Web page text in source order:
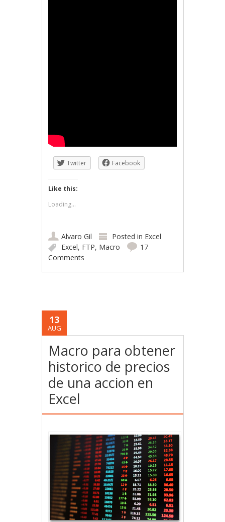
Twitter Facebook
Like this:
Loading...
Alvaro Gil Posted in Excel
Excel, FTP, Macro
17
Comments
13
AUG
Macro para obtener
historico de precios
de una accion en
Excel